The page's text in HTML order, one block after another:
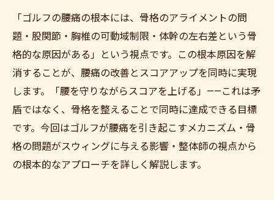
「ゴルフの腰痛の根本には、骨格のアライメントの問
題・股関節・胸椎の可動域制限・体幹の左右差という骨
格的な原因がある」という視点です。この根本原因を解
消することが、腰痛の改善とスコアアップを同時に実現
します。「腰を守りながらスコアを上げる」——これは矛
盾ではなく、骨格を整えることで同時に達成できる目標
です。今回はゴルフが腰痛を引き起こすメカニズム・骨
格の問題がスウィングに与える影響・整体師の視点から
の根本的なアプローチを詳しく解説します。